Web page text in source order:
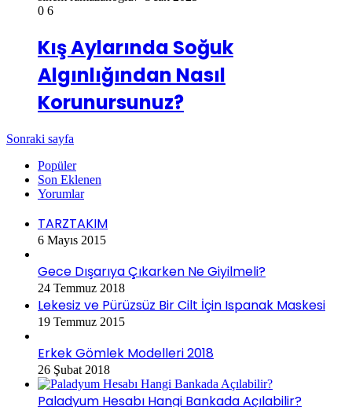
0 6
Kış Aylarında Soğuk
Algınlığından Nasıl
Korunursunuz?
Sonraki sayfa
Popüler
Son Eklenen
Yorumlar
TARZTAKIM
6 Mayıs 2015
Gece Dışarıya Çıkarken Ne Giyilmeli?
24 Temmuz 2018
Lekesiz ve Pürüzsüz Bir Cilt İçin Ispanak Maskesi
19 Temmuz 2015
Erkek Gömlek Modelleri 2018
26 Şubat 2018
Paladyum Hesabı Hangi Bankada Açılabilir?